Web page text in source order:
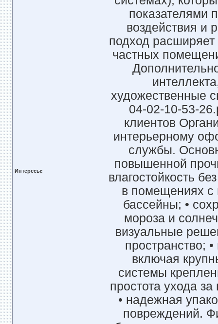
Интересы:
показателями
воздействия и
подход
частных
художественные
04-02-10-53-
клиентов
интерьерному
службы.
повышенной
влагостойкость
в помещениях с
бассейны; •
мороза и
визуальные
пространство;
включая
системы
простота ухода
• надежная
повреждений.